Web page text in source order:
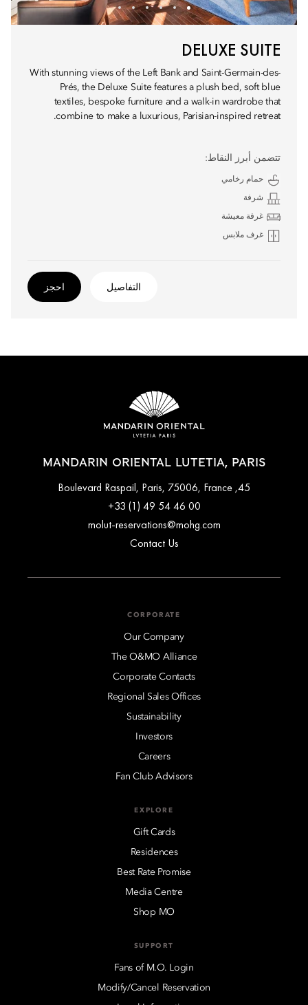
DELUXE SUITE
With stunning views of the Left Bank and Saint-Germain-des-
Prés, the Deluxe Suite features a plush bed, soft blue
textiles, bespoke furniture and a walk-in wardrobe that
combine to make a luxurious, Parisian-inspired retreat.
تتضمن أبرز النقاط:
حمام رخامي
شرفة
غرفة معيشة
غرف ملابس
التفاصيل احجز
MANDARIN ORIENTAL LUTETIA, PARIS
45, Boulevard Raspail, Paris, 75006, France
+33 (1) 49 54 46 00
molut-reservations@mohg.com
Contact Us
CORPORATE
Our Company
The O&MO Alliance
Corporate Contacts
Regional Sales Offices
Sustainability
Investors
Careers
Fan Club Advisors
EXPLORE
Gift Cards
Residences
Best Rate Promise
Media Centre
Shop MO
SUPPORT
Fans of M.O. Login
Modify/Cancel Reservation